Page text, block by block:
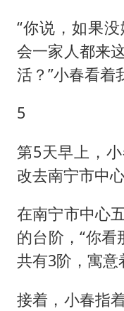
“你说，如果
会一家人都来
活？”小春看着
5
第5天早上，
改去南宁市中心
在南宁市中心
的台阶，“你
共有3阶，寓意
接着，小春指